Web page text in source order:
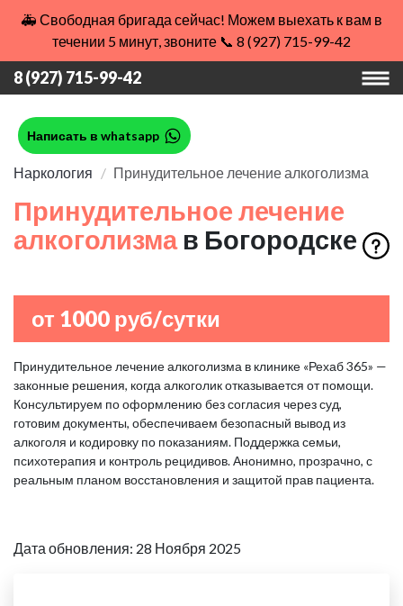
🚑 Свободная бригада сейчас! Можем выехать к вам в
течении 5 минут, звоните 📞 8 (927) 715-99-42
8 (927) 715-99-42
Написать в whatsapp
Наркология Принудительное лечение алкоголизма
Принудительное лечение
алкоголизма в Богородске
от 1000 руб/сутки
Принудительное лечение алкоголизма в клинике «Рехаб 365» —
законные решения, когда алкоголик отказывается от помощи.
Консультируем по оформлению без согласия через суд,
готовим документы, обеспечиваем безопасный вывод из
алкоголя и кодировку по показаниям. Поддержка семьи,
психотерапия и контроль рецидивов. Анонимно, прозрачно, с
реальным планом восстановления и защитой прав пациента.
Дата обновления: 28 Ноября 2025